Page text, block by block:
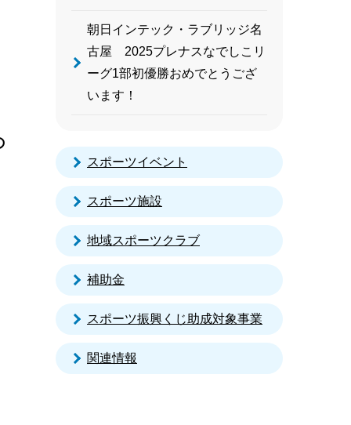
朝日インテック・ラブリッジ名
古屋 2025プレナスなでしこリ
ーグ1部初優勝おめでとうござ
います！
スポーツイベント
スポーツ施設
地域スポーツクラブ
補助金
スポーツ振興くじ助成対象事業
関連情報